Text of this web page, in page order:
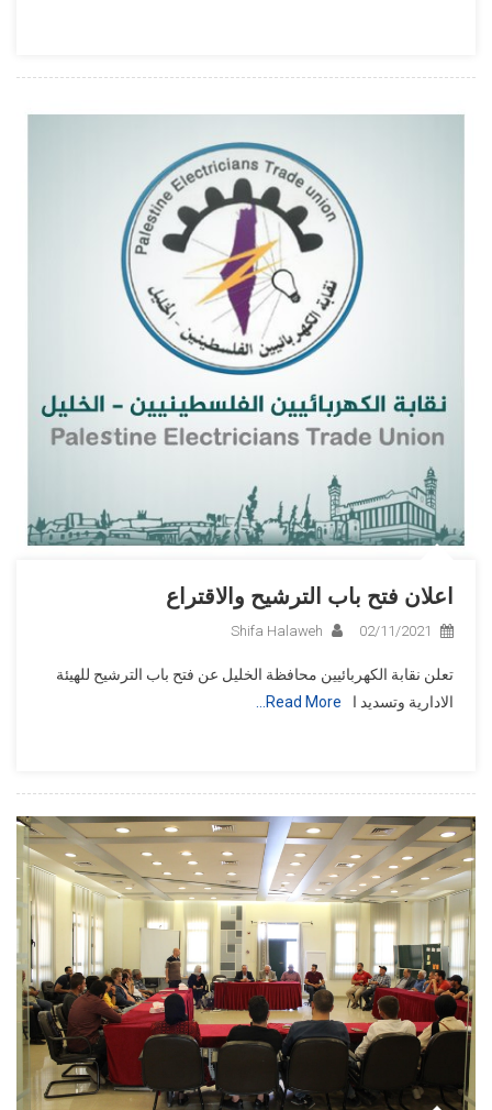
اعلان فتح باب الترشيح والاقتراع
02/11/2021
Shifa Halaweh
تعلن نقابة الكهربائيين محافظة الخليل عن فتح باب الترشيح للهيئة
الادارية وتسديد ا
Read More…